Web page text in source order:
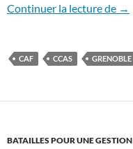
Continuer la lecture de →
CAF CCAS GRENOBLE
BATAILLES POUR UNE